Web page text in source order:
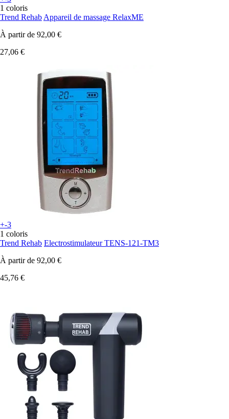
1 coloris
Trend Rehab Appareil de massage RelaxME
À partir de 92,00 €
27,06 €
+-3
1 coloris
Trend Rehab Electrostimulateur TENS-121-TM3
À partir de 92,00 €
45,76 €